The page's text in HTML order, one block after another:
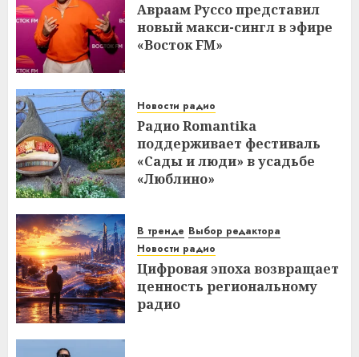
Авраам Руссо представил
новый макси-сингл в эфире
«Восток FM»
Новости радио
Радио Romantika
поддерживает фестиваль
«Сады и люди» в усадьбе
«Люблино»
В тренде Выбор редактора
Новости радио
Цифровая эпоха возвращает
ценность региональному
радио